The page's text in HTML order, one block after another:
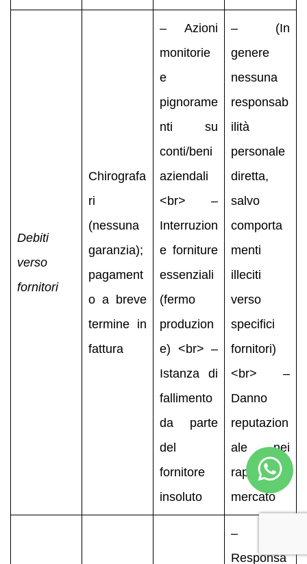
Debiti
verso
fornitori
Chirografa
ri
(nessuna
garanzia);
pagament
o a breve
termine in
fattura
– Azioni
monitorie
e
pignorame
nti su
conti/beni
aziendali
<br> –
Interruzion
e forniture
essenziali
(fermo
produzion
e) <br> –
Istanza di
fallimento
da parte
del
fornitore
insoluto
– (In
genere
nessuna
responsab
ilità
personale
diretta,
salvo
comporta
menti
illeciti
verso
specifici
fornitori)
<br> –
Danno
reputazion
ale nei
rapporti di
mercato
–
Responsa